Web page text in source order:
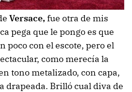
Versace, fue otra de mis
pega que le pongo es que
poco con el escote, pero el
como merecía la
tono metalizado, con capa,
drapeada. Brilló cual diva de